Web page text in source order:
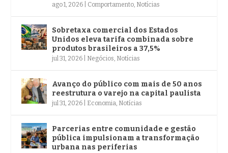
ago 1, 2026 Comportamento, Notícias
Sobretaxa comercial dos Estados
Unidos eleva tarifa combinada sobre
produtos brasileiros a 37,5%
jul 31, 2026 Negócios, Notícias
Avanço do público com mais de 50 anos
reestrutura o varejo na capital paulista
jul 31, 2026 Economia, Notícias
Parcerias entre comunidade e gestão
pública impulsionam a transformação
urbana nas periferias